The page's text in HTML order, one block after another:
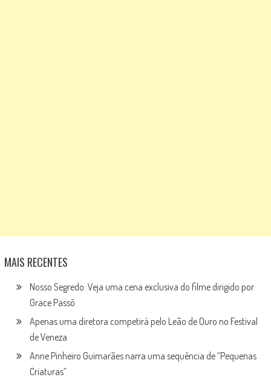
MAIS RECENTES
Nosso Segredo: Veja uma cena exclusiva do filme dirigido por
Grace Passô
Apenas uma diretora competirá pelo Leão de Ouro no Festival
de Veneza
Anne Pinheiro Guimarães narra uma sequência de “Pequenas
Criaturas”